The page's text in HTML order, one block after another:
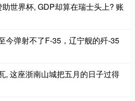
世界杯, GDP却算在瑞士头上? 账
今弹射不了F-35，辽宁舰的歼-35
, 这座浙南山城把五月的日子过得